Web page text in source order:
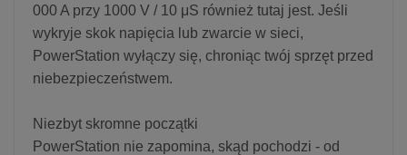
000 A przy 1000 V / 10 μS również tutaj jest. Jeśli
wykryje skok napięcia lub zwarcie w sieci,
PowerStation wyłączy się, chroniąc twój sprzęt przed
niebezpieczeństwem.
Niezbyt skromne początki
PowerStation nie zapomina, skąd pochodzi - od